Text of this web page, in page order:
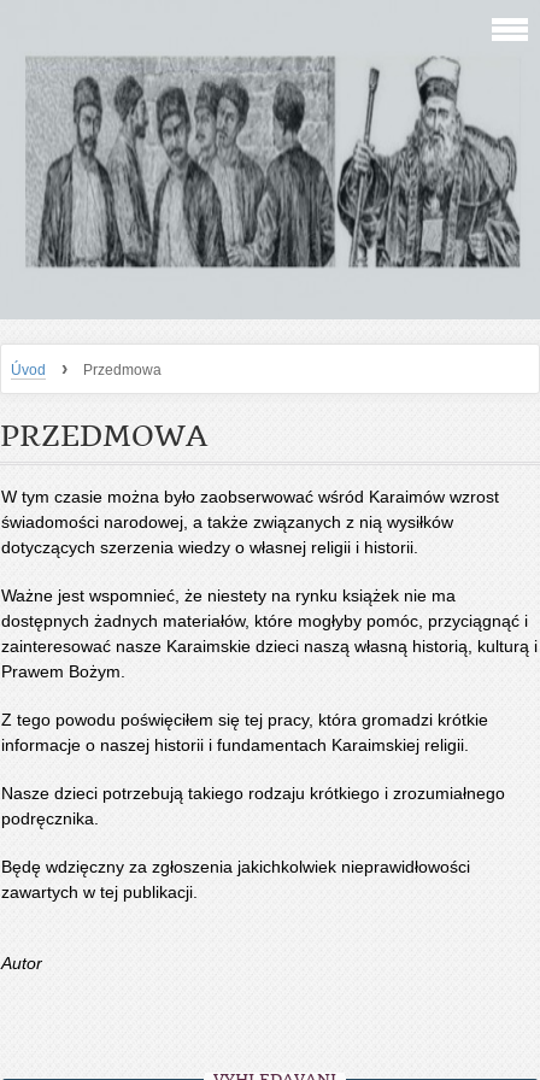
Úvod › Przedmowa
PRZEDMOWA
W tym czasie można było zaobserwować wśród Karaimów wzrost
świadomości narodowej, a także związanych z nią wysiłków
dotyczących szerzenia wiedzy o własnej religii i historii.
Ważne jest wspomnieć, że niestety na rynku książek nie ma
dostępnych żadnych materiałów, które mogłyby pomóc, przyciągnąć i
zainteresować nasze Karaimskie dzieci naszą własną historią, kulturą i
Prawem Bożym.
Z tego powodu poświęciłem się tej pracy, która gromadzi krótkie
informacje o naszej historii i fundamentach Karaimskiej religii.
Nasze dzieci potrzebują takiego rodzaju krótkiego i zrozumiałnego
podręcznika.
Będę wdzięczny za zgłoszenia jakichkolwiek nieprawidłowości
zawartych w tej publikacji.
Autor